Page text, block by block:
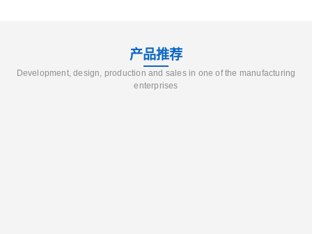
产品推荐
Development, design, production and sales in one of the manufacturing
enterprises